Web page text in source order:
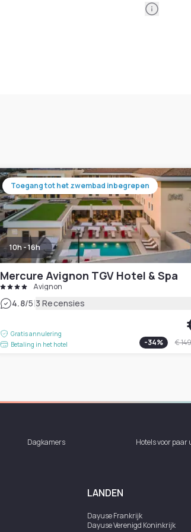
Toegang tot het zwembad inbegrepen
10h - 16h
Mercure Avignon TGV Hotel & Spa
Avignon
4.8/5|3 Recensies
Gratis annulering
Betaling in het hotel
-34% € 149
Dagkamers Hotels voor paar
LANDEN
DayuseFrankrijk
DayuseVerenigd Koninkrijk